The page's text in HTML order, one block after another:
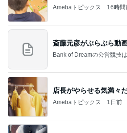
Amebaトピックス 16時間
斎藤元彦がぶらぶら動
Bank of Dreamの公営競技
店長がやらせる気満々
Amebaトピックス 1日前